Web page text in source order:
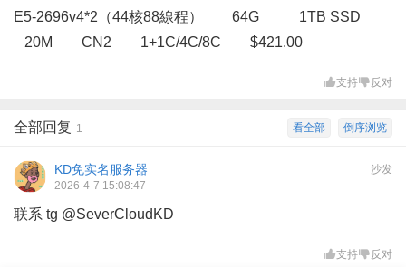
E5-2696v4*2（44核88線程） 64G 1TB SSD
20M CN2 1+1C/4C/8C $421.00
支持 反对
倒序浏览
看全部
全部回复 1
沙发
KD免实名服务器
2026-4-7 15:08:47
联系 tg @SeverCloudKD
支持 反对